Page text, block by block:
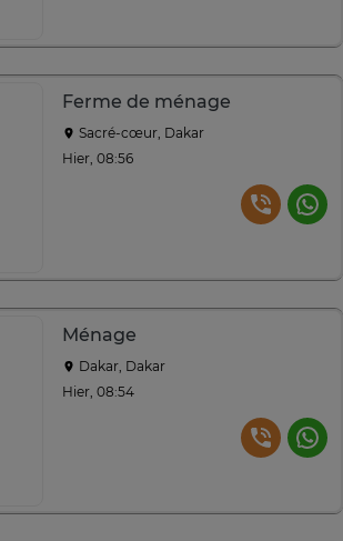
Ferme de ménage
Sacré-cœur, Dakar
Hier, 08:56
Ménage
Dakar, Dakar
Hier, 08:54